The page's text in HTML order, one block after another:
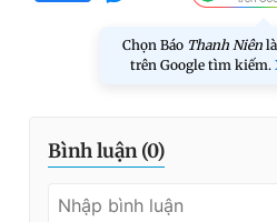
Chọn Báo Thanh Niên
trên Google tìm kiếm.
Bình luận (0)